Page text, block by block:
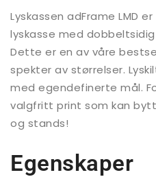
Lyskassen adFrame LMD
lyskasse med dobbeltsidig
Dette er en av våre
spekter av størrelser.
med egendefinerte mål.
valgfritt print som kan
og stands!
Egenskaper